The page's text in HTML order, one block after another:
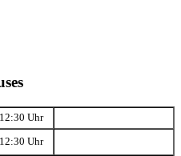
Uhr
Uhr